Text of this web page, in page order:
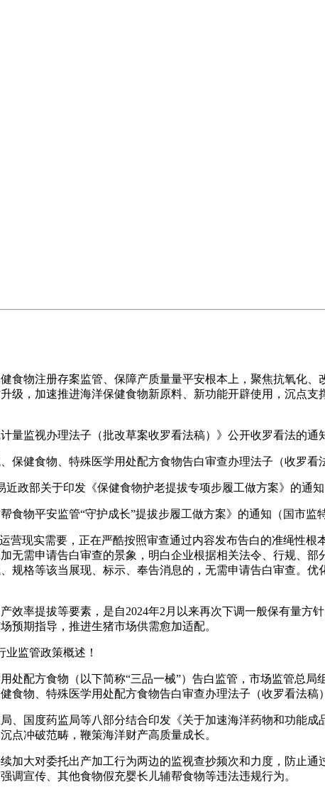
物注册存案监管、保障产质量量平安根本上，聚焦抗氧化、
级，加速推进海洋保健食物新原料、新功能开辟使用，沉点
监视办理法子（批改草案收罗看法稿）》公开收罗看法的通
健食物、特殊医学用处配方食物告白审查办理法子（收罗看
部关于印发《保健食物护老提拔专项步履工做方案》的通知
物平安监管“守护成长”提拔步履工做方案》的通知（国市监特
现实需要，正在严酷按照审查通过内容发布告白的准绳性根
无需申请告白审查的景象，明白企业根据相关法令、行规、
规格等该当展现、标示、奉告消息的，无需申请告白审查。
率提拔等要素，是自2024年2月以来再次下调一般保有量方
预期指导，推进生猪市场供需愈加适配。
监管政策概述！
配方食物（以下简称“三品一械”）告白监管，市场监管总局
食物、特殊医学用处配方食物告白审查办理法子（收罗看法稿
国度药监局等八部分结合印发《关于加速海洋药物和功能成
点冲破范畴，鞭策海洋财产高质量成长。
大对委托出产加工行为两边的监视查抄频次和力度，防止通
调宣传、其他食物假充婴长儿辅帮食物等违法违规行为。